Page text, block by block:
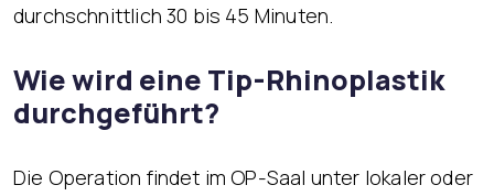
durchschnittlich 30 bis 45 Minuten.
Wie wird eine Tip-Rhinoplastik
durchgeführt?
Die Operation findet im OP-Saal unter lokaler oder